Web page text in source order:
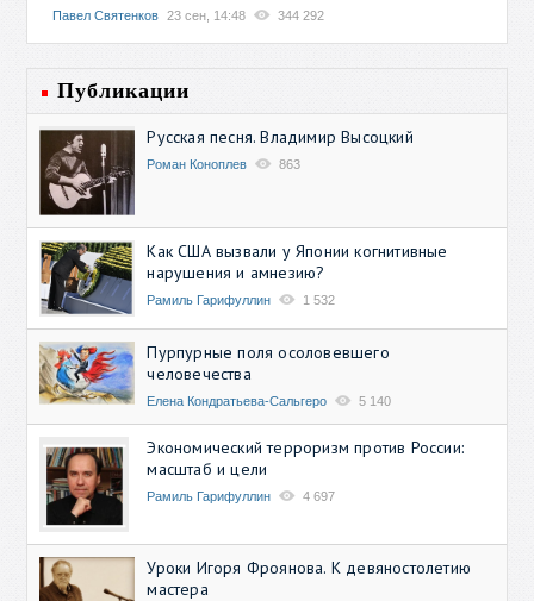
Павел Святенков 23 сен, 14:48 344 292
Публикации
Русская песня. Владимир Высоцкий
Роман Коноплев 863
Как США вызвали у Японии когнитивные
нарушения и амнезию?
Рамиль Гарифуллин 1 532
Пурпурные поля осоловевшего
человечества
Елена Кондратьева-Сальгеро 5 140
Экономический терроризм против России:
масштаб и цели
Рамиль Гарифуллин 4 697
Уроки Игоря Фроянова. К девяностолетию
мастера